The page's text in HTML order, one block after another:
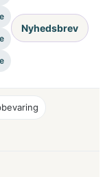
Nyhedsbrev